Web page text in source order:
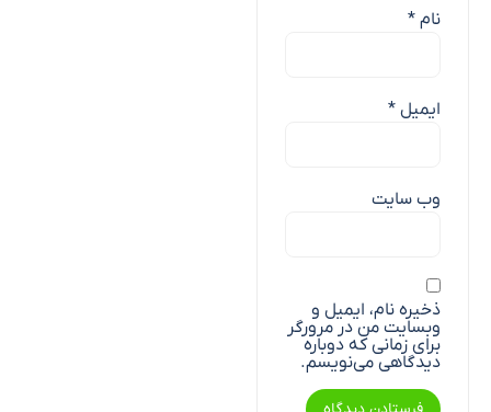
نام *
ایمیل *
وب‌ سایت
ذخیره نام، ایمیل و
وبسایت من در مرورگر
برای زمانی که دوباره
دیدگاهی می‌نویسم.